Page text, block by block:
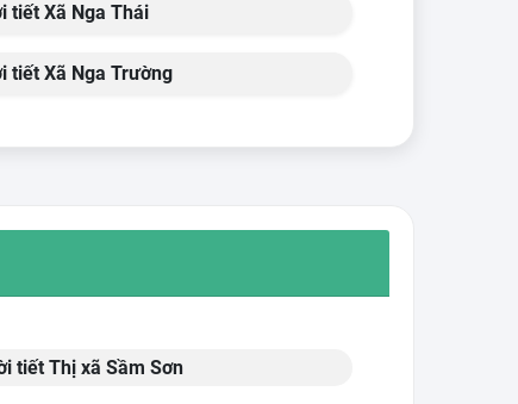
tiết Xã Nga Thái
tiết Xã Nga Trường
tiết Thị xã Sầm Sơn